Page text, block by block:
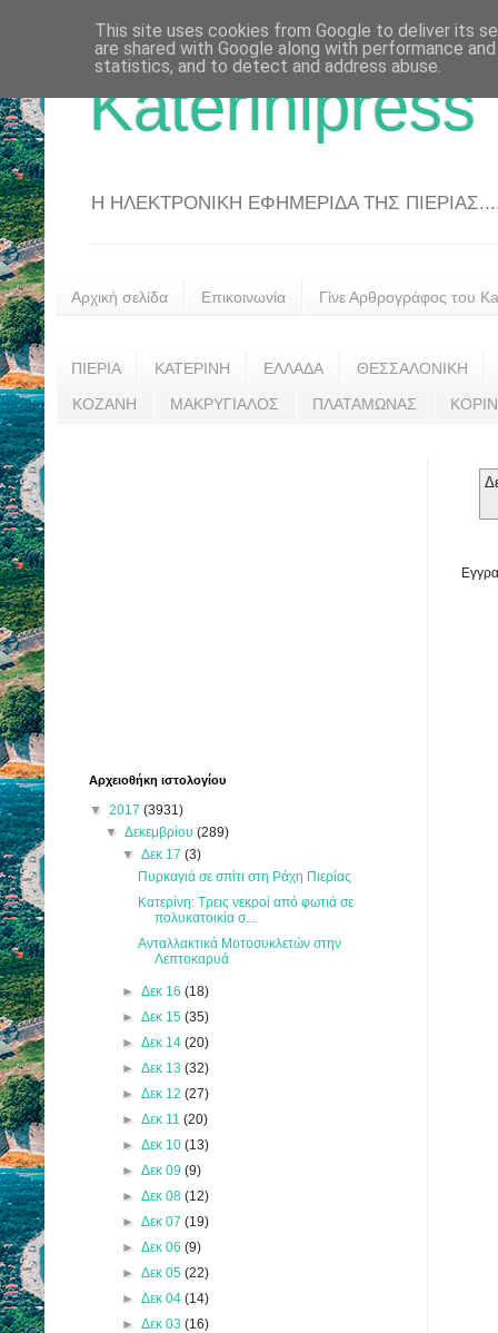
Katerinipress
Η ΗΛΕΚΤΡΟΝΙΚΗ ΕΦΗΜΕΡΙΔΑ ΤΗΣ
Αρχική σελίδα Επικοινωνία Γίνε Αρθρογράφος του
ΠΙΕΡΙΑ ΚΑΤΕΡΙΝΗ ΕΛΛΑΔΑ ΘΕΣΣΑΛΟΝΙΚΗ
ΚΟΖΑΝΗ ΜΑΚΡΥΓΙΑΛΟΣ ΠΛΑΤΑΜΩΝΑΣ
Αρχειοθήκη ιστολογίου
▼ 2017 (3931)
▼Δεκεμβρίου(289)
▼ Δεκ 17 (3)
Πυρκαγιά σε σπίτι στη Ράχη Πιερίας
Κατερίνη: Τρεις νεκροί από φωτιά σε
πολυκατοικία σ...
Ανταλλακτικά Μοτοσυκλετών στην
Λεπτοκαρυά
► Δεκ 16 (18)
► Δεκ 15 (35)
► Δεκ 14 (20)
► Δεκ 13 (32)
► Δεκ 12 (27)
► Δεκ 11 (20)
► Δεκ 10 (13)
► Δεκ 09 (9)
► Δεκ 08 (12)
► Δεκ 07 (19)
► Δεκ 06 (9)
► Δεκ 05 (22)
► Δεκ 04 (14)
► Δεκ 03 (16)
This site uses cookies from Google to deliver its
are shared with Google along with performance
statistics, and to detect and address abuse.